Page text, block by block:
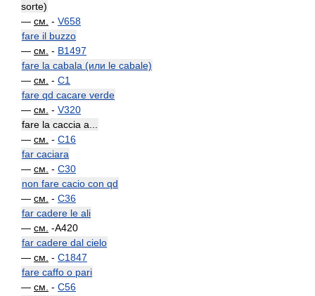
sorte)
— см. - V658
fare il buzzo
— см. - B1497
fare la cabala (или le cabale)
— см. - C1
fare qd cacare verde
— см. - V320
fare la caccia a...
— см. - C16
far caciara
— см. - C30
non fare cacio con qd
— см. - C36
far cadere le ali
— см. -A420
far cadere dal cielo
— см. - C1847
fare caffo o pari
— см. - C56